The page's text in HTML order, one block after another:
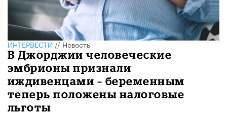
ИНТЕРВЕСТИ//Новость
В Джорджии человеческие
эмбрионы признали
иждивенцами – беременным
теперь положены налоговые
льготы